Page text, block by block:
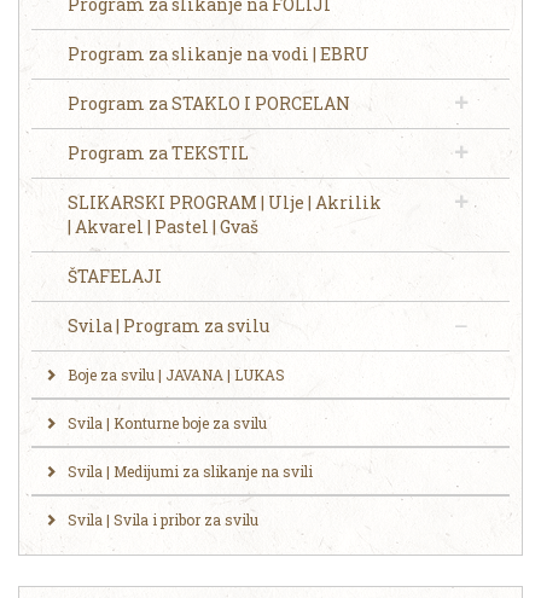
Program za slikanje na vodi | EBRU
Program za STAKLO I PORCELAN
Program za TEKSTIL
SLIKARSKI PROGRAM | Ulje | Akrilik
| Akvarel | Pastel | Gvaš
ŠTAFELAJI
Svila | Program za svilu
Boje za svilu | JAVANA | LUKAS
Svila | Konturne boje za svilu
Svila | Medijumi za slikanje na svili
Svila | Svila i pribor za svilu